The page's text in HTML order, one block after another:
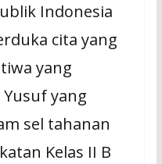
Indonesia
cita yang
yang
yang
sel tahanan
Kelas II B